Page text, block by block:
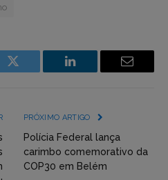
Incorpore
(YouTube,
Twitter,
Flickr
LinkedIn Email
PRÓXIMO ARTIGO
Polícia Federal lança
carimbo comemorativo da
COP30 em Belém